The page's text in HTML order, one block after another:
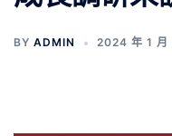
BY ADMIN 2024 年 1 月